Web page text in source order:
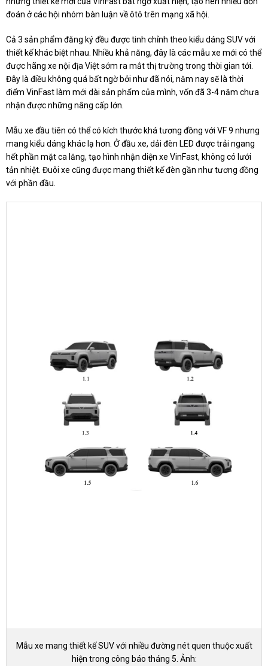
đoán ở các hội nhóm bàn luận về ôtô trên mạng xã hội.
Cả 3 sản phẩm đăng ký đều được tinh chỉnh theo kiểu dáng SUV với
thiết kế khác biệt nhau. Nhiều khả năng, đây là các mẫu xe mới có thể
được hãng xe nội địa Việt sớm ra mắt thị trường trong thời gian tới.
Đây là điều không quá bất ngờ bởi như đã nói, năm nay sẽ là thời
điểm VinFast làm mới dài sản phẩm của mình, vốn đã 3-4 năm chưa
nhận được những nâng cấp lớn.
Mẫu xe đầu tiên có thể có kích thước khá tương đồng với VF 9 nhưng
mang kiểu dáng khác lạ hơn. Ở đầu xe, dải đèn LED được trải ngang
hết phần mặt ca lăng, tạo hình nhận diện xe VinFast, không có lưới
tản nhiệt. Đuôi xe cũng được mang thiết kế đèn gần như tương đồng
với phần đầu.
Mẫu xe mang thiết kế SUV với nhiều đường nét quen thuộc xuất
hiện trong công báo tháng 5. Ảnh: